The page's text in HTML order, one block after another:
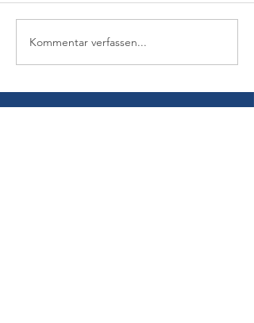
Kommentar verfassen...